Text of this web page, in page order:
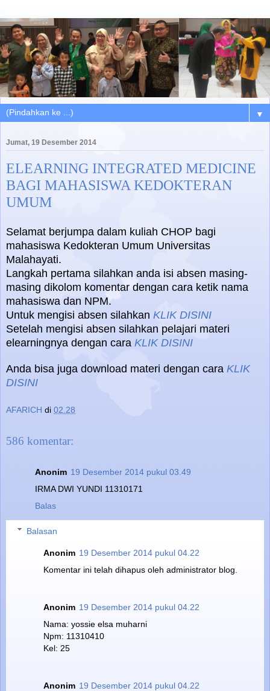
▼
Jumat, 19 Desember 2014
ELEARNING INTEGRATED MEDICINE
BAGI MAHASISWA KEDOKTERAN
UMUM
Selamat berjumpa dalam kuliah CHOP bagi
mahasiswa Kedokteran Umum Universitas
Malahayati.
Langkah pertama silahkan anda isi absen masing-
masing dikolom komentar dengan cara ketik nama
mahasiswa dan NPM.
Untuk mengisi absen silahkan KLIK DISINI
Setelah mengisi absen silahkan pelajari materi
elearningnya dengan cara KLIK DISINI
Anda bisa juga download materi dengan cara KLIK
DISINI
AFARICH di 02.28
586 komentar:
Anonim 19 Desember 2014 pukul 03.49
IRMA DWI YUNDI 11310171
Balas
Balasan
Anonim 19 Desember 2014 pukul 04.22
Komentar ini telah dihapus oleh administrator blog.
Anonim 19 Desember 2014 pukul 04.22
Nama: yossie elsa muharni
Npm: 11310410
Kel: 25
Anonim 19 Desember 2014 pukul 04.22